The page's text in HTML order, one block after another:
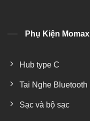
Phụ Kiện Momax
Hub type C
Tai Nghe Bluetooth
Sạc và bộ sạc